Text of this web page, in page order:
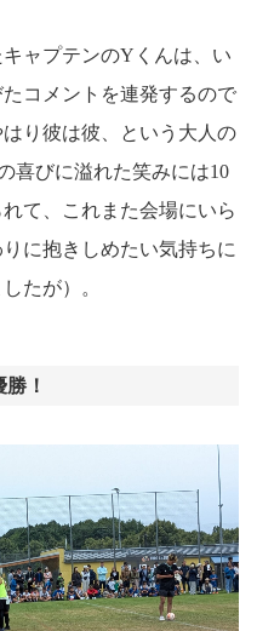
ャプテンのYくんは、い
コメントを連発するので
り彼は彼、という大人の
喜びに溢れた笑みには10
て、これまた会場にいら
に抱きしめたい気持ちに
たが）。
！